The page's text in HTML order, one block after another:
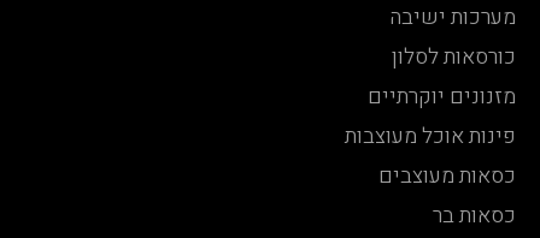
מערכות ישיבה
כורסאות לסלון
מזנונים יוקרתיים
פינות אוכל מעוצבות
כסאות מעוצבים
כסאות בר